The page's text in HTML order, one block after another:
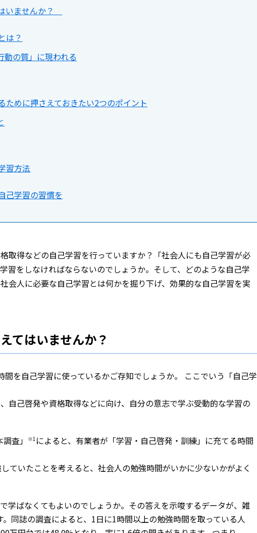
いませんか？
は？
動の質」に現われる
ために押さえておきたい2つのポイント
習方法
己学習の習慣を
取得などの自己学習を行っていますか？「社会人にも自己学習が必
習をしなければならないのでしょうか。そして、どのような自己学
会人に必要な自己学習とは何かを掘り下げ、効果的な自己学習を実
てはいませんか？
を自己学習に使っているかご存知でしょうか。 ここでいう「自己学
自己啓発や資格取得などに向け、自分の意志で学ぶ受動的な学習の
査」
※1 によると、有業者が「学習・自己啓発・訓練」に充てる時間
ていたことを考えると、社会人の勉強時間がいかに少ないかがよく
学ばなくてもよいのでしょうか。その答えを示唆するデータが、雑
。同誌の調査によると、1日に1時間以上の勉強時間を取っている人